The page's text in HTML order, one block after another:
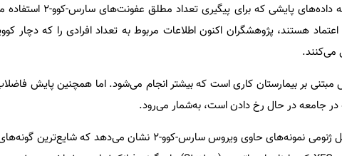
اگرچه داده‌های
می‌کنند.
مبتنی بر بیمارستان کاری است که بیشتر انجام می‌شود. اما همچنین پایش
در جامعه در حال رخ دادن است، به‌شمار می‌رود.
تحلیل ژنومی نمونه‌های حاوی ویروس سارس-کوو-۲ نشان